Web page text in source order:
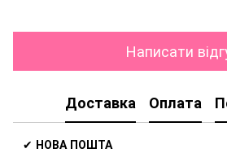
Написати
Доставка Оплата
✔ НОВА ПОШТА